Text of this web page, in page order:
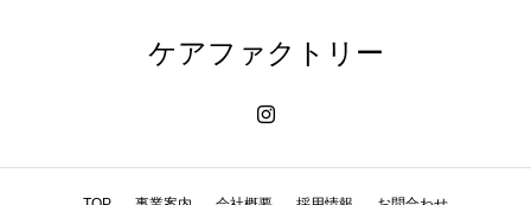
ケアファクトリー